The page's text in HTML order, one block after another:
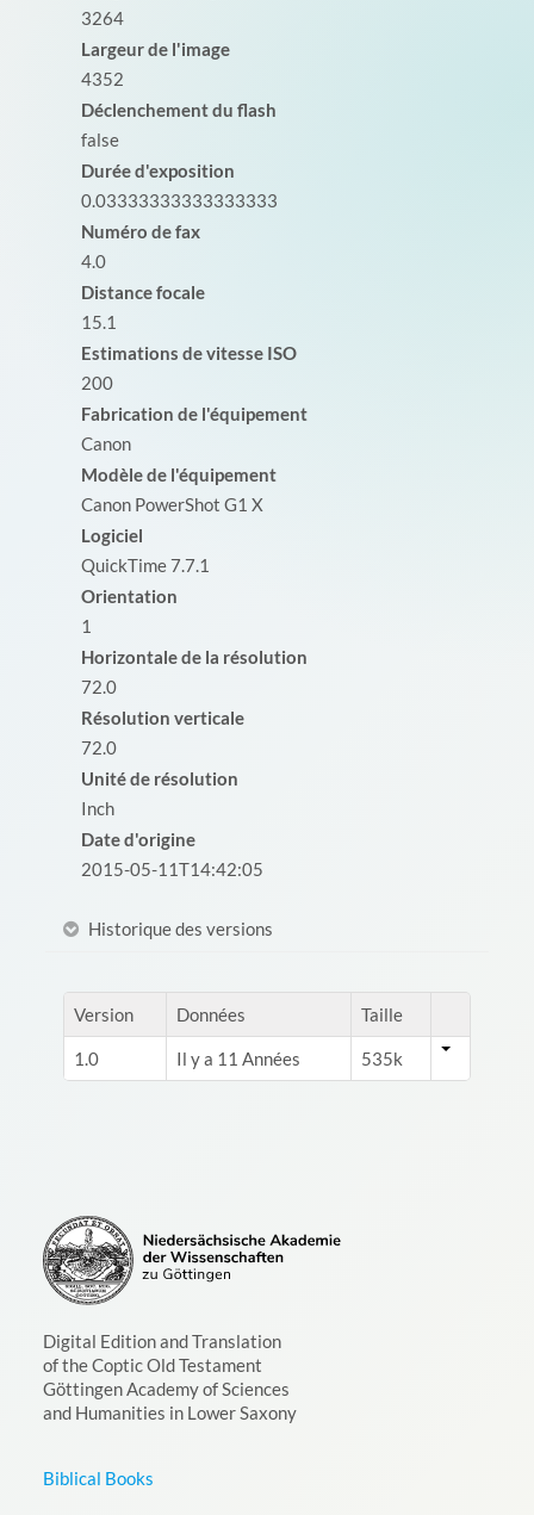
3264
Largeur de l'image
4352
Déclenchement du flash
false
Durée d'exposition
0.03333333333333333
Numéro de fax
4.0
Distance focale
15.1
Estimations de vitesse ISO
200
Fabrication de l'équipement
Canon
Modèle de l'équipement
Canon PowerShot G1 X
Logiciel
QuickTime 7.7.1
Orientation
1
Horizontale de la résolution
72.0
Résolution verticale
72.0
Unité de résolution
Inch
Date d'origine
2015-05-11T14:42:05
Historique des versions
Version Données Taille
1.0 Il y a 11 Années 535k
Digital Edition and Translation
of the Coptic Old Testament
Göttingen Academy of Sciences
and Humanities in Lower Saxony
Biblical Books